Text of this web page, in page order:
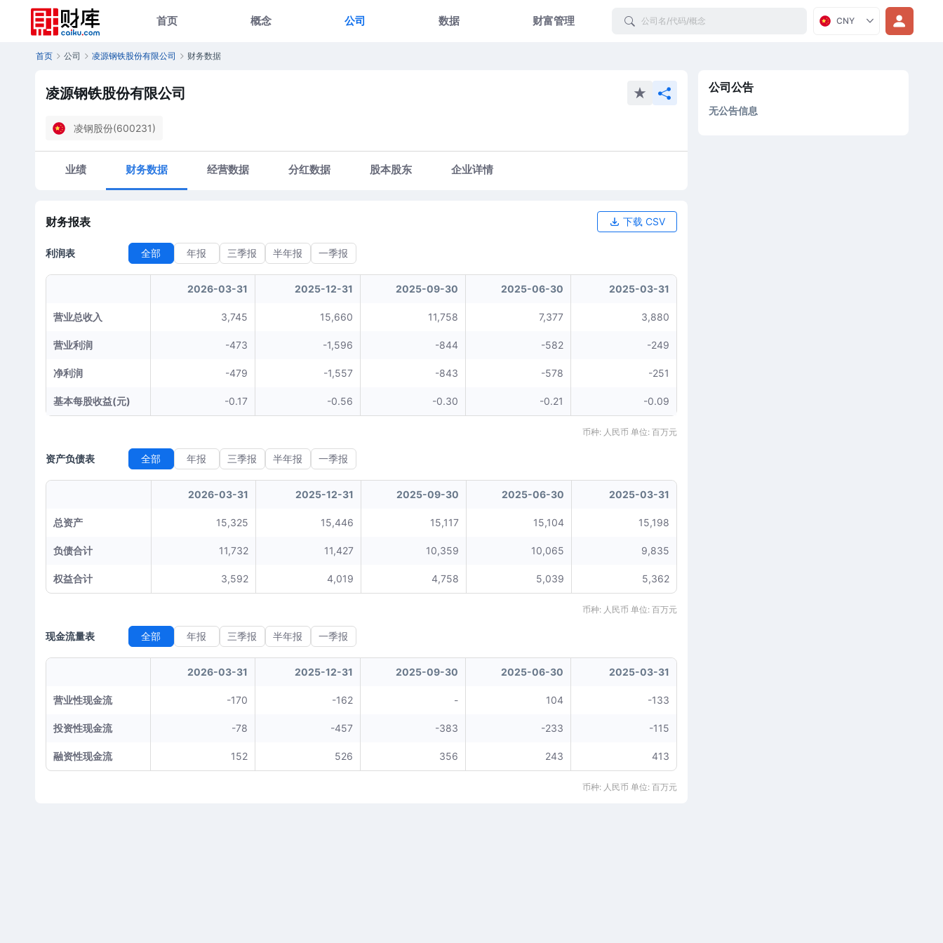
首页 概念 公司 数据 财富管理 Search CNY
首页 公司 凌源钢铁股份有限公司 财务数据
凌源钢铁股份有限公司
凌钢股份(600231)
业绩 财务数据 经营数据 分红数据 股本股东 企业详情
财务报表 下载 CSV
利润表 全部 年报 三季报 半年报 一季报
2026-03-31 2025-12-31 2025-09-30 2025-06-30 2025-03-31
营业总收入 3,745 15,660 11,758 7,377 3,880
营业利润 -473 -1,596 -844 -582 -249
净利润 -479 -1,557 -843 -578 -251
基本每股收益(元) -0.17 -0.56 -0.30 -0.21 -0.09
币种: 人民币 单位: 百万元
资产负债表 全部 年报 三季报 半年报 一季报
2026-03-31 2025-12-31 2025-09-30 2025-06-30 2025-03-31
总资产 15,325 15,446 15,117 15,104 15,198
负债合计 11,732 11,427 10,359 10,065 9,835
权益合计 3,592 4,019 4,758 5,039 5,362
币种: 人民币 单位: 百万元
现金流量表 全部 年报 三季报 半年报 一季报
2026-03-31 2025-12-31 2025-09-30 2025-06-30 2025-03-31
营业性现金流 -170 -162 - 104 -133
投资性现金流 -78 -457 -383 -233 -115
融资性现金流 152 526 356 243 413
币种: 人民币 单位: 百万元
公司公告
无公告信息